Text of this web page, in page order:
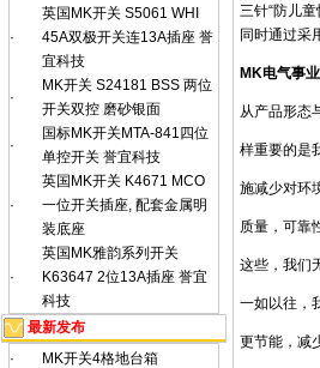
·
英国MK开关 S5061 WHI
45A双极开关连13A插座 誉
宜科技
·
MK开关 S24181 BSS 两位
开关双控 磨砂银面
·
国标MK开关MTA-841四位
单控开关 誉宜科技
·
英国MK开关 K4671 MCO
一位开关插座, 配套金属明
装底座
·
英国MK雅韵系列开关
K63647 2位13A插座 誉宜
科技
最新发布
·
MK开关4格地台箱
三针“防儿
同时通过采
MK电气事
从产品形态
样重要的是
施减少对环
质量，可靠
这些，我们
一如以往，
更节能，减